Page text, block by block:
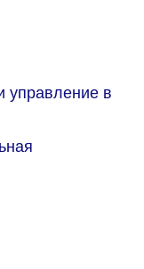
управление в